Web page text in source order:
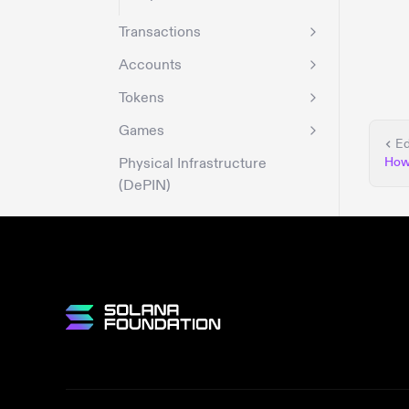
Transactions
Accounts
Tokens
Games
Physical Infrastructure
(DePIN)